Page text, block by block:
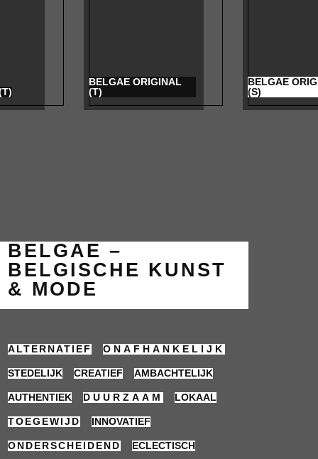
BELGAE ORIGINAL
(T)
BELGAE
(S)
BELGAE –
BELGISCHE KUNST
& MODE
ALTERNATIEF ONAFHANKELIJK
STEDELIJK CREATIEF AMBACHTELIJK
AUTHENTIEK DUURZAAM LOKAAL
TOEGEWIJD INNOVATIEF
ONDERSCHEIDEND ECLECTISCH